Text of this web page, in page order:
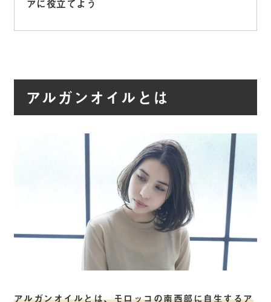
アに役立てよう
アルガンオイルとは
アルガンオイルとは、モロッコの南西部に自生するア